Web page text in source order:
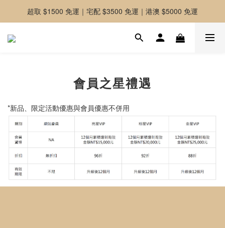
-好友募集中-加入官方LINE好友獲取優惠券
超取 $1500 免運｜宅配 $3500 免運｜港澳 $5000 免運
-好友募集中-加入官方LINE好友獲取優惠券
會員之星禮遇
*新品、限定活動優惠與會員優惠不併用